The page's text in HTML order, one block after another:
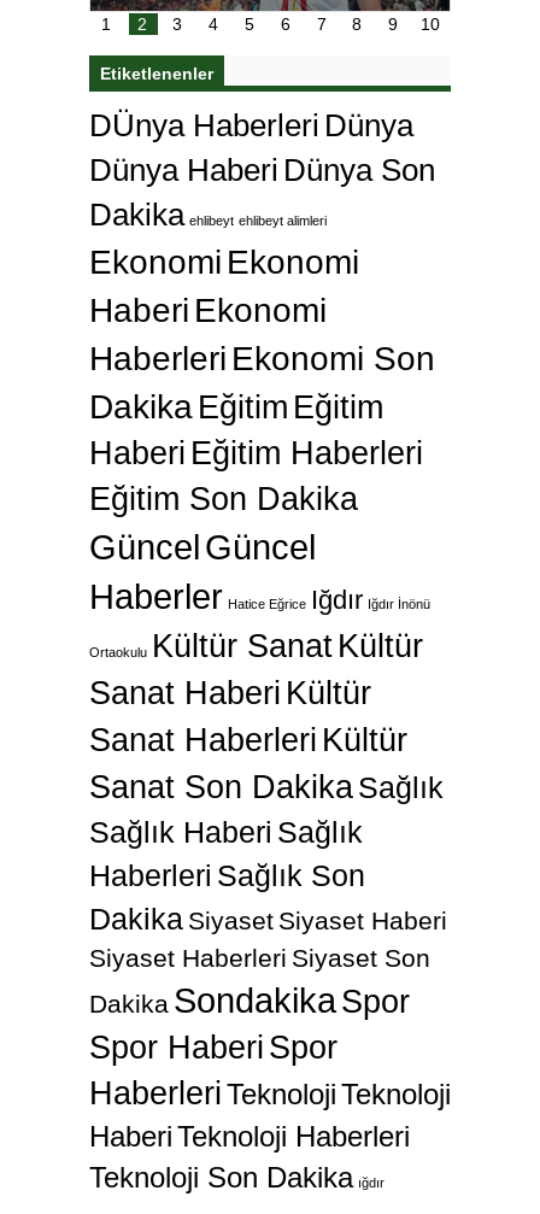
Galatasaray’dan bakın ne istedi
1 2 3 4 5 6 7 8 9 10
Etiketlenenler
DÜnya Haberleri Dünya
Dünya Haberi Dünya Son
Dakika ehlibeyt ehlibeyt alimleri
Ekonomi Ekonomi
Haberi Ekonomi
Haberleri Ekonomi Son
Dakika Eğitim Eğitim
Haberi Eğitim Haberleri
Eğitim Son Dakika
GüncelGüncel
Haberler Hatice Eğrice Iğdır Iğdır İnönü
Ortaokulu Kültür SanatKültür
Sanat Haberi Kültür
Sanat Haberleri Kültür
Sanat Son DakikaSağlık
Sağlık Haberi Sağlık
Haberleri Sağlık Son
Dakika Siyaset Siyaset Haberi
Siyaset Haberleri Siyaset Son
Dakika SondakikaSpor
Spor Haberi Spor
HaberleriTeknolojiTeknoloji
HaberiTeknoloji Haberleri
Teknoloji Son Dakika ığdır